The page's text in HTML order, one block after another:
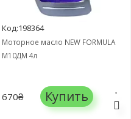
Код:198364
Моторное масло NEW FORMULA
М10ДМ 4л
670₴ Купить